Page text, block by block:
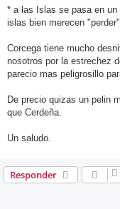
* a las Islas se pasa en
islas bien merecen
Corcega tiene mucho
nosotros por la estrechez
parecio mas peligrosillo
De precio quizas un pelin
que Cerdeña.
Un saludo.
Responder